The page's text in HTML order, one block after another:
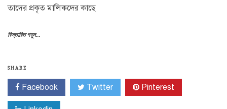
তাদের প্রকৃত মালিকদের কাছে
বিস্তারিত পড়ুন...
SHARE
Facebook Twitter Pinterest